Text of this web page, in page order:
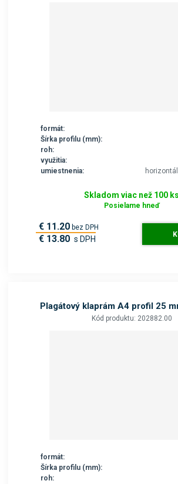
formát:
Šírka profilu (mm):
roh:
využitia:
umiestnenia:
Skladom viac než 100 ks
Posielame hneď
€ 11.20 bez DPH
€ 13.80 s DPH
Plagátový klaprám A4 profil 25
Kód produktu: 202882.00
formát:
Šírka profilu (mm):
roh: